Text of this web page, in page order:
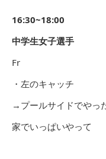
16:30~18:00
中学生女子選手
Fr
・左のキャッチ
→プールサイドでやっ
家でいっぱいやって